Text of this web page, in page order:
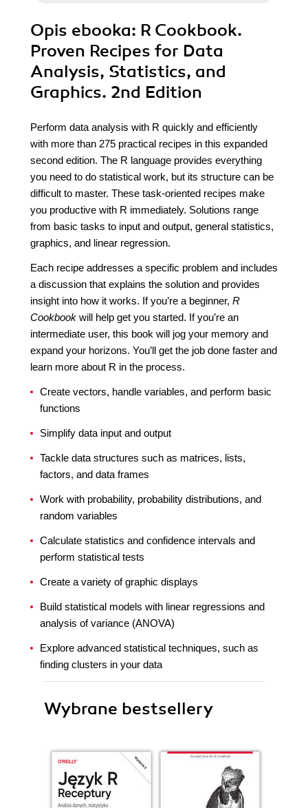
Opis ebooka: R Cookbook.
Proven Recipes for Data
Analysis, Statistics, and
Graphics. 2nd Edition
Perform data analysis with R quickly and efficiently
with more than 275 practical recipes in this expanded
second edition. The R language provides everything
you need to do statistical work, but its structure can be
difficult to master. These task-oriented recipes make
you productive with R immediately. Solutions range
from basic tasks to input and output, general statistics,
graphics, and linear regression.
Each recipe addresses a specific problem and includes
a discussion that explains the solution and provides
insight into how it works. If you’re a beginner, R
Cookbook will help get you started. If you’re an
intermediate user, this book will jog your memory and
expand your horizons. You’ll get the job done faster and
learn more about R in the process.
Create vectors, handle variables, and perform basic
functions
Simplify data input and output
Tackle data structures such as matrices, lists,
factors, and data frames
Work with probability, probability distributions, and
random variables
Calculate statistics and confidence intervals and
perform statistical tests
Create a variety of graphic displays
Build statistical models with linear regressions and
analysis of variance (ANOVA)
Explore advanced statistical techniques, such as
finding clusters in your data
Wybrane bestsellery